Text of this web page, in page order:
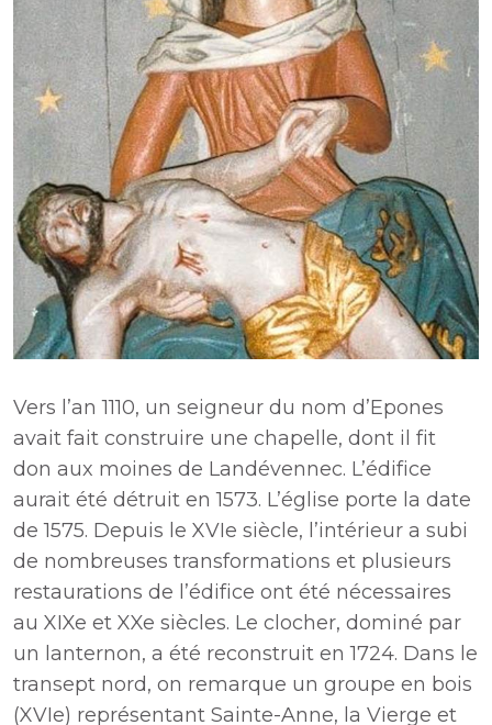
Vers l’an 1110, un seigneur du nom d’Epones
avait fait construire une chapelle, dont il fit
don aux moines de Landévennec. L’édifice
aurait été détruit en 1573. L’église porte la date
de 1575. Depuis le XVIe siècle, l’intérieur a subi
de nombreuses transformations et plusieurs
restaurations de l’édifice ont été nécessaires
au XIXe et XXe siècles. Le clocher, dominé par
un lanternon, a été reconstruit en 1724. Dans le
transept nord, on remarque un groupe en bois
(XVIe) représentant Sainte-Anne, la Vierge et